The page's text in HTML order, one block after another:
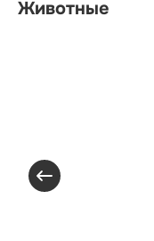
Животные